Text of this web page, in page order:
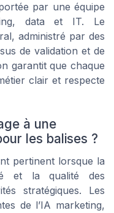
par une équipe
data et IT. Le
administré par des
de validation et de
garantit que chaque
clair et respecte
à une
les balises ?
pertinent lorsque la
et la qualité des
stratégiques. Les
de l’IA marketing,